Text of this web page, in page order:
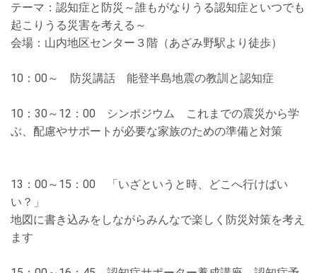
テーマ：認知症と防災～誰もがなりうる認知症といつでも
起こりうる災害を考える～
会場：山内地区センター３階（あざみ野駅より徒歩）
10 ： 00 ～ 防災講話 能登半島地震の教訓と認知症
10 ： 30 ～ 12 ： 00 シンポジウム これまでの震災から学
ぶ、配慮やサポートが必要な家族のための準備と対策
13 ： 00 ～ 15 ： 00 「いざというと時、どこへ行けばい
い？」
地図に書き込みをしながらみんなで楽しく防災対策を考え
ます